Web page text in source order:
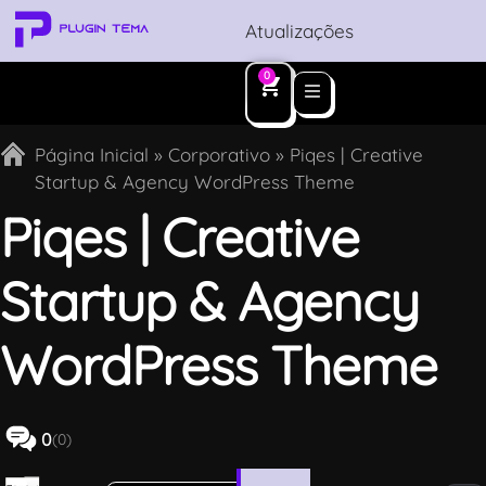
Atualizações
0
Página Inicial » Corporativo » Piqes | Creative
Startup & Agency WordPress Theme
Piqes | Creative
Startup & Agency
WordPress Theme
0(0)